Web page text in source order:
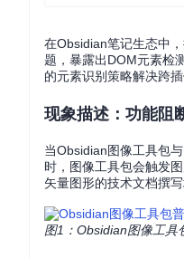
在Obsidian笔记生态中
题，暴露出DOM元素检
的元素识别策略解决跨
现象描述：功能阻
当Obsidian图像工具包
时，图像工具包会触发
矢量图形的技术文档撰写
图1：Obsidian图像工具